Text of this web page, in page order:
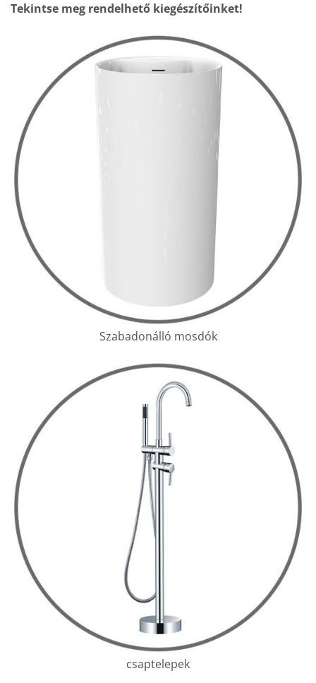
Tekintse meg rendelhető kiegészítőinket!
Szabadonálló mosdók
csaptelepek